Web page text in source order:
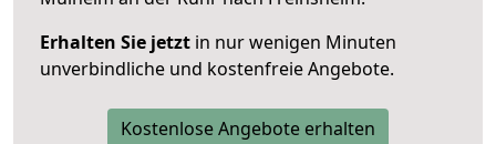
Erhalten Sie jetzt in nur wenigen Minuten
unverbindliche und kostenfreie Angebote.
Kostenlose Angebote erhalten